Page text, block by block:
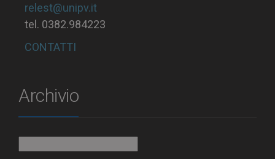
relest@unipv.it
tel. 0382.984223
CONTATTI
Archivio